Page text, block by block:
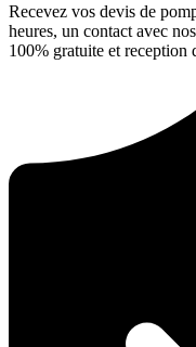
Recevez vos devis de
heures, un contact avec
100% gratuite et reception